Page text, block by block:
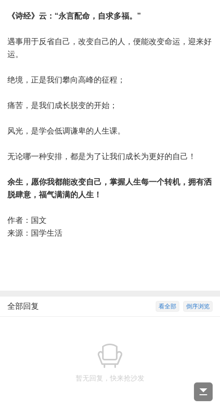
《诗经》云：“永言配命，自求多福。”
遇事用于反省自己，改变自己的人，便能改变命运，迎来好
运。
绝境，正是我们攀向高峰的征程；
痛苦，是我们成长脱变的开始；
风光，是学会低调谦卑的人生课。
无论哪一种安排，都是为了让我们成长为更好的自己！
余生，愿你我都能改变自己，掌握人生每一个转机，拥有洒
脱肆意，福气满满的人生！
作者：国文
来源：国学生活
倒序浏览
看全部
全部回复
暂无回复，快来抢沙发